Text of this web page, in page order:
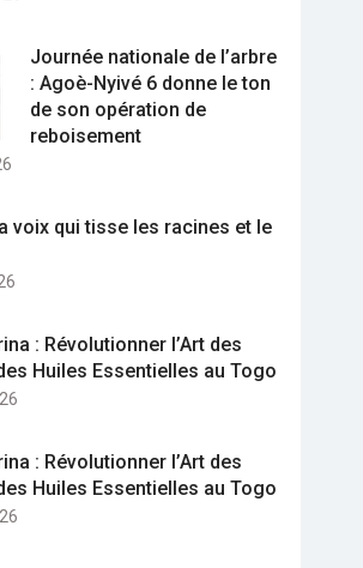
Journée nationale de l’arbre
: Agoè-Nyivé 6 donne le ton
de son opération de
reboisement
voix qui tisse les racines et le
: Révolutionner l’Art des
Huiles Essentielles au Togo
: Révolutionner l’Art des
Huiles Essentielles au Togo